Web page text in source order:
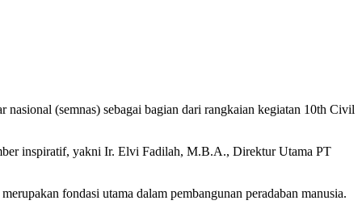
nasional (semnas) sebagai bagian dari rangkaian kegiatan 10th Civil
inspiratif, yakni Ir. Elvi Fadilah, M.B.A., Direktur Utama PT
fondasi utama dalam pembangunan peradaban manusia.